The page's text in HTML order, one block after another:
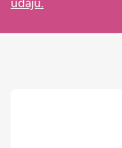
a